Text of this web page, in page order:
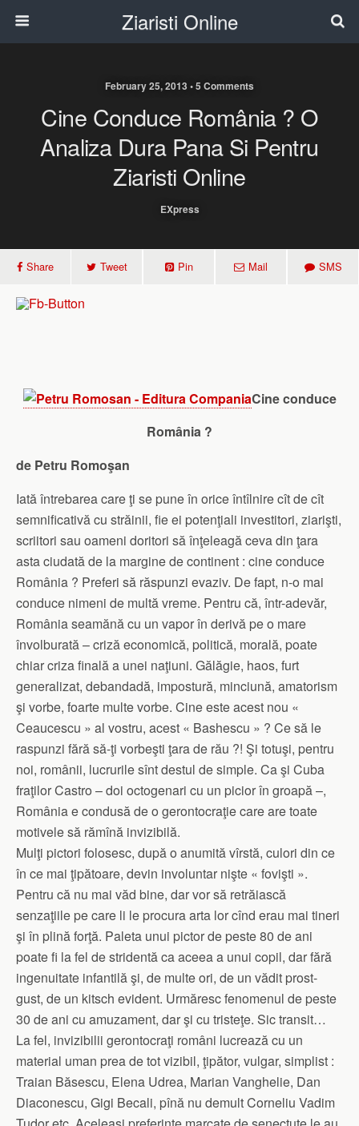
Ziaristi Online
February 25, 2013 • 5 Comments
Cine Conduce România ? O
Analiza Dura Pana Si Pentru
Ziaristi Online
EXpress
Share Tweet Pin Mail SMS
Cine conduce
România ?
de Petru Romoşan
Iată întrebarea care ţi se pune în orice întîlnire cît de cît
semnificativă cu străinii, fie ei potenţiali investitori, ziarişti,
scriitori sau oameni doritori să înţeleagă ceva din ţara
asta ciudată de la margine de continent : cine conduce
România ? Preferi să răspunzi evaziv. De fapt, n-o mai
conduce nimeni de multă vreme. Pentru că, într-adevăr,
România seamănă cu un vapor în derivă pe o mare
învolburată – criză economică, politică, morală, poate
chiar criza finală a unei naţiuni. Gălăgie, haos, furt
generalizat, debandadă, impostură, minciună, amatorism
şi vorbe, foarte multe vorbe. Cine este acest nou «
Ceaucescu » al vostru, acest « Bashescu » ? Ce să le
raspunzi fără să-ţi vorbeşti ţara de rău ?! Şi totuşi, pentru
noi, românii, lucrurile sînt destul de simple. Ca şi Cuba
fraţilor Castro – doi octogenari cu un picior în groapă –,
România e condusă de o gerontocraţie care are toate
motivele să rămînă invizibilă.
Mulţi pictori folosesc, după o anumită vîrstă, culori din ce
în ce mai ţipătoare, devin involuntar nişte « fovişti ».
Pentru că nu mai văd bine, dar vor să retrăiască
senzaţiile pe care li le procura arta lor cînd erau mai tineri
şi în plină forţă. Paleta unui pictor de peste 80 de ani
poate fi la fel de stridentă ca aceea a unui copil, dar fără
ingenuitate infantilă şi, de multe ori, de un vădit prost-
gust, de un kitsch evident. Urmăresc fenomenul de peste
30 de ani cu amuzament, dar şi cu tristeţe. Sic transit…
La fel, invizibilii gerontocraţi români lucrează cu un
material uman prea de tot vizibil, ţipător, vulgar, simplist :
Traian Băsescu, Elena Udrea, Marian Vanghelie, Dan
Diaconescu, Gigi Becali, pînă nu demult Corneliu Vadim